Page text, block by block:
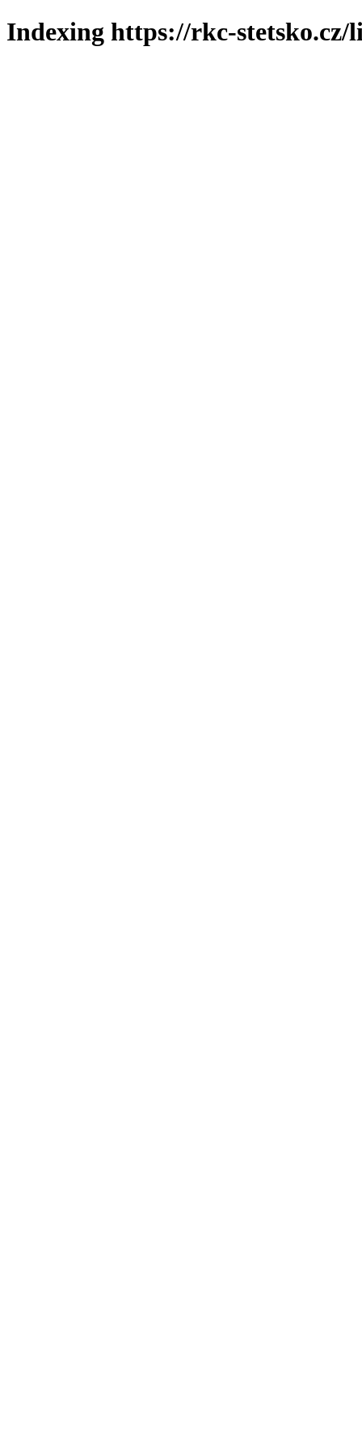
Indexing https://rkc-stetsko.cz/